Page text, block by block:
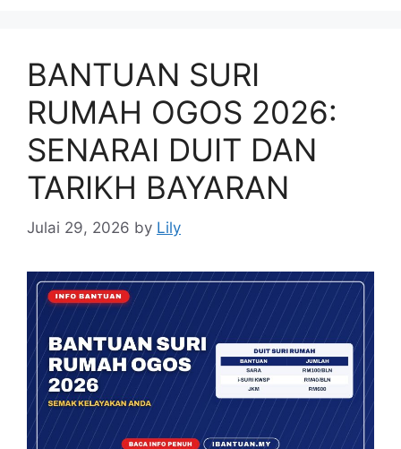
BANTUAN SURI
RUMAH OGOS 2026:
SENARAI DUIT DAN
TARIKH BAYARAN
Julai 29, 2026 by Lily